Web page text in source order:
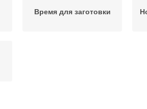
Время для заготовки